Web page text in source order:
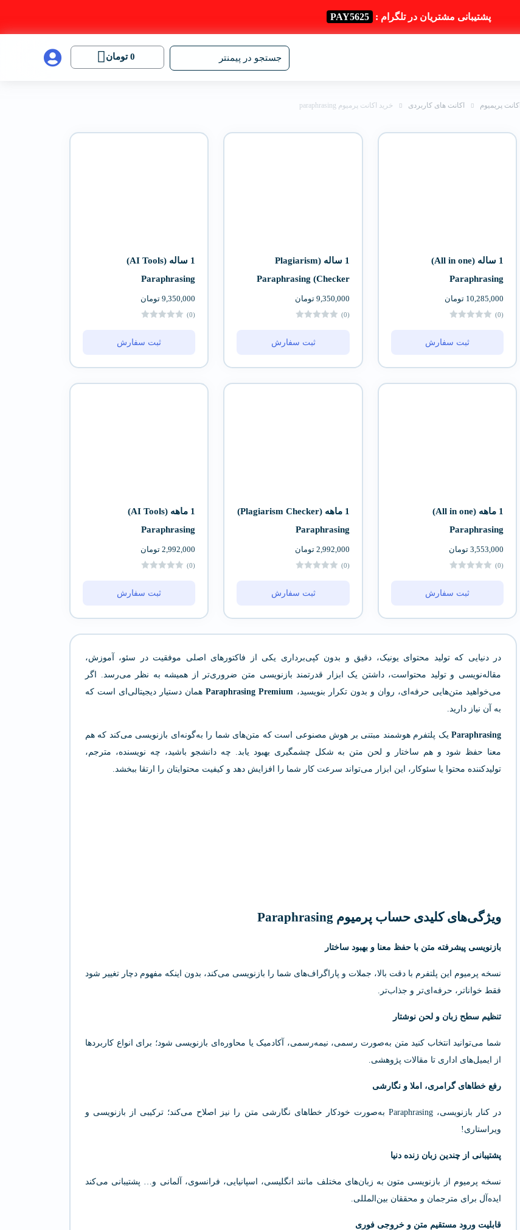
پشتیبانی مشتریان در تلگرام : PAY5625
جستجو در پیمنتر 0 تومان
اکانت پریمیوم اکانت های کاربردی خرید اکانت پرمیوم paraphrasing
1 ساله (All in one)
Paraphrasing
10,285,000 تومان
(0)
ثبت سفارش
1 ساله (Plagiarism
Checker) Paraphrasing
9,350,000 تومان
(0)
ثبت سفارش
1 ساله (AI Tools)
Paraphrasing
9,350,000 تومان
(0)
ثبت سفارش
1 ماهه (All in one)
Paraphrasing
3,553,000 تومان
(0)
ثبت سفارش
1 ماهه (Plagiarism Checker)
Paraphrasing
2,992,000 تومان
(0)
ثبت سفارش
1 ماهه (AI Tools)
Paraphrasing
2,992,000 تومان
(0)
ثبت سفارش
در دنیایی که تولید محتوای یونیک، دقیق و بدون کپی‌برداری یکی از فاکتورهای اصلی موفقیت در سئو، آموزش،
مقاله‌نویسی و تولید محتواست، داشتن یک ابزار قدرتمند بازنویسی متن ضروری‌تر از همیشه به نظر می‌رسد. اگر
می‌خواهید متن‌هایی حرفه‌ای، روان و بدون تکرار بنویسید، Paraphrasing Premiumهمان دستیار دیجیتالی‌ای است که
به آن نیاز دارید.
Paraphrasing یک پلتفرم هوشمند مبتنی بر هوش مصنوعی است که متن‌های شما را به‌گونه‌ای بازنویسی می‌کند که هم
معنا حفظ شود و هم ساختار و لحن متن به شکل چشمگیری بهبود یابد. چه دانشجو باشید، چه نویسنده، مترجم،
تولیدکننده محتوا یا سئوکار، این ابزار می‌تواند سرعت کار شما را افزایش دهد و کیفیت محتوایتان را ارتقا ببخشد.
ویژگی‌های کلیدی حساب پرمیوم Paraphrasing
بازنویسی پیشرفته متن با حفظ معنا و بهبود ساختار
نسخه پرمیوم این پلتفرم با دقت بالا، جملات و پاراگراف‌های شما را بازنویسی می‌کند، بدون اینکه مفهوم دچار تغییر شود
فقط خواناتر، حرفه‌ای‌تر و جذاب‌تر.
تنظیم سطح زبان و لحن نوشتار
شما می‌توانید انتخاب کنید متن به‌صورت رسمی، نیمه‌رسمی، آکادمیک یا محاوره‌ای بازنویسی شود؛ برای انواع کاربردها
از ایمیل‌های اداری تا مقالات پژوهشی.
رفع خطاهای گرامری، املا و نگارشی
در کنار بازنویسی، Paraphrasing به‌صورت خودکار خطاهای نگارشی متن را نیز اصلاح می‌کند؛ ترکیبی از بازنویسی و
ویراستاری!
پشتیبانی از چندین زبان زنده دنیا
نسخه پرمیوم از بازنویسی متون به زبان‌های مختلف مانند انگلیسی، اسپانیایی، فرانسوی، آلمانی و… پشتیبانی می‌کند
ایده‌آل برای مترجمان و محققان بین‌المللی.
قابلیت ورود مستقیم متن و خروجی فوری